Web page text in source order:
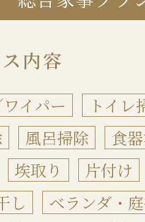
内容
イパー
トイレ
風呂掃除
食
埃取り
片付け
し
ベランダ・